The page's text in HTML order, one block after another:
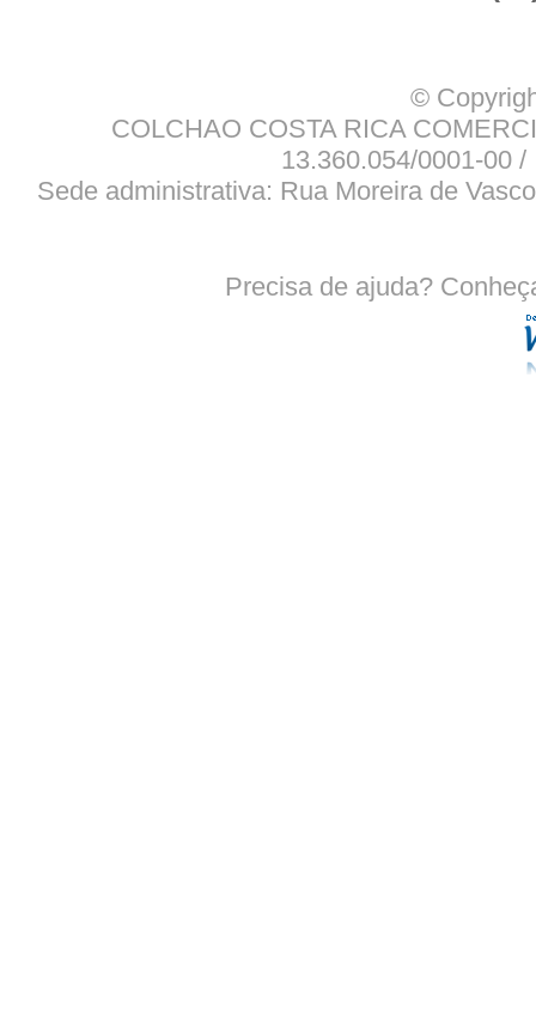
©
COLCHAO COSTA RICA
13.360.054/0001-00
Sede administrativa: Rua Moreira de
Precisa de ajuda?